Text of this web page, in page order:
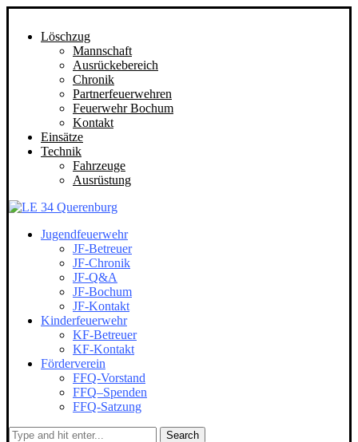
Löschzug
Mannschaft
Ausrückebereich
Chronik
Partnerfeuerwehren
Feuerwehr Bochum
Kontakt
Einsätze
Technik
Fahrzeuge
Ausrüstung
Jugendfeuerwehr
JF-Betreuer
JF-Chronik
JF-Q&A
JF-Bochum
JF-Kontakt
Kinderfeuerwehr
KF-Betreuer
KF-Kontakt
Förderverein
FFQ-Vorstand
FFQ–Spenden
FFQ-Satzung
Search